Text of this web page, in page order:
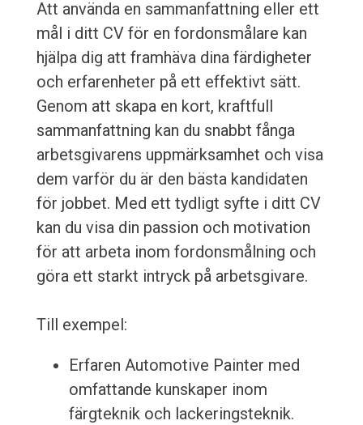
Att använda en sammanfattning eller ett
mål i ditt CV för en fordonsmålare kan
hjälpa dig att framhäva dina färdigheter
och erfarenheter på ett effektivt sätt.
Genom att skapa en kort, kraftfull
sammanfattning kan du snabbt fånga
arbetsgivarens uppmärksamhet och visa
dem varför du är den bästa kandidaten
för jobbet. Med ett tydligt syfte i ditt CV
kan du visa din passion och motivation
för att arbeta inom fordonsmålning och
göra ett starkt intryck på arbetsgivare.
Till exempel:
Erfaren Automotive Painter med
omfattande kunskaper inom
färgteknik och lackeringsteknik.